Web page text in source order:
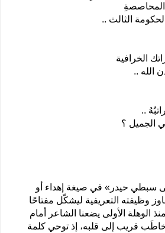
المحاصصةِ
الثالث ..
الخرافية
الله ..
..
الجميل ؟
سبطي حيدر» في صيغة إهداء أو
وظيفته التعريفية ليشكّل مفتاحًا
الوهلة الأولى يضعنا الشاعر أمام
قريب إلى قلبه، إذ توحي كلمة